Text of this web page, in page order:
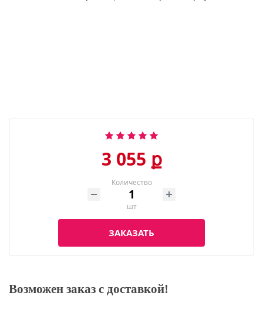
3 055 ք
Количество
шт
ЗАКАЗАТЬ
Возможен заказ с доставкой!